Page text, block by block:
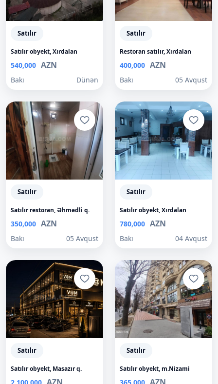
Satılır
Satılır obyekt, Xırdalan
540,000 AZN
Bakı Dünən
Satılır
Restoran satılır, Xırdalan
400,000 AZN
Bakı 05 Avqust
Satılır
Satılır restoran, Əhmədli q.
350,000 AZN
Bakı 05 Avqust
Satılır
Satılır obyekt, Xırdalan
780,000 AZN
Bakı 04 Avqust
Satılır
Satılır obyekt, Masazır q.
Satılır
Satılır obyekt, m.Nizami